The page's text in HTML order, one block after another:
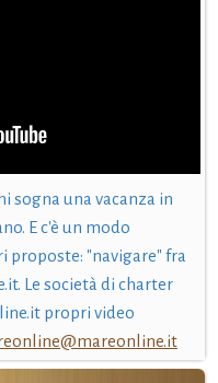
sogna una vacanza in
E c'è un modo
"navigare" fra
Le società di charter
propri video